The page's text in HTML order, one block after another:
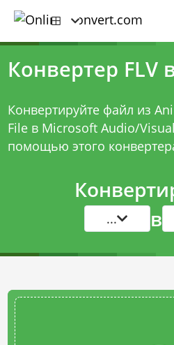
Конвертер FLV
Конвертируйте файл из
File в Microsoft Audio/
помощью этого
... в